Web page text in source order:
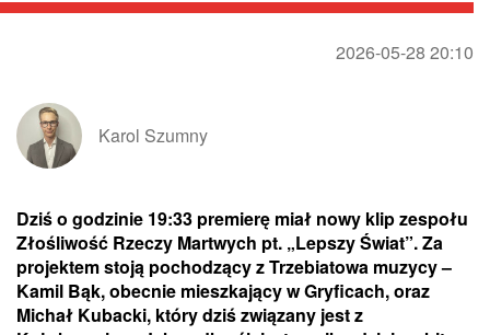
2026-05-28 20:10
Karol Szumny
Dziś o godzinie 19:33 premierę miał nowy klip zespołu
Złośliwość Rzeczy Martwych pt. „Lepszy Świat”. Za
projektem stoją pochodzący z Trzebiatowa muzycy –
Kamil Bąk, obecnie mieszkający w Gryficach, oraz
Michał Kubacki, który dziś związany jest z